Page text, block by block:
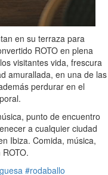
en su terraza para
ROTO en plena
visitantes vida, frescura
amurallada, en una de las
perdurar en el
punto de encuentro
a cualquier ciudad
Ibiza. Comida, música,
#rodaballo